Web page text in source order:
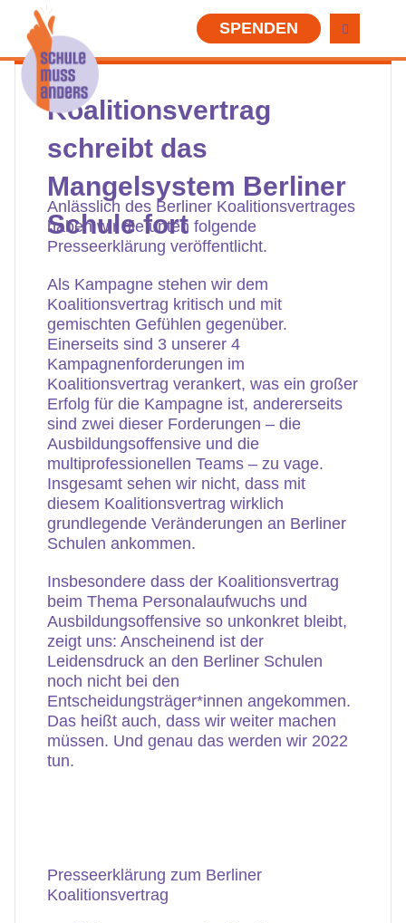
SPENDEN
Koalitionsvertrag
schreibt das
Mangelsystem Berliner
Schule fort
Anlässlich des Berliner Koalitionsvertrages
haben wir die unten folgende
Presseerklärung veröffentlicht.
Als Kampagne stehen wir dem
Koalitionsvertrag kritisch und mit
gemischten Gefühlen gegenüber.
Einerseits sind 3 unserer 4
Kampagnenforderungen im
Koalitionsvertrag verankert, was ein großer
Erfolg für die Kampagne ist, andererseits
sind zwei dieser Forderungen – die
Ausbildungsoffensive und die
multiprofessionellen Teams – zu vage.
Insgesamt sehen wir nicht, dass mit
diesem Koalitionsvertrag wirklich
grundlegende Veränderungen an Berliner
Schulen ankommen.
Insbesondere dass der Koalitionsvertrag
beim Thema Personalaufwuchs und
Ausbildungsoffensive so unkonkret bleibt,
zeigt uns: Anscheinend ist der
Leidensdruck an den Berliner Schulen
noch nicht bei den
Entscheidungsträger*innen angekommen.
Das heißt auch, dass wir weiter machen
müssen. Und genau das werden wir 2022
tun.
Presseerklärung zum Berliner
Koalitionsvertrag